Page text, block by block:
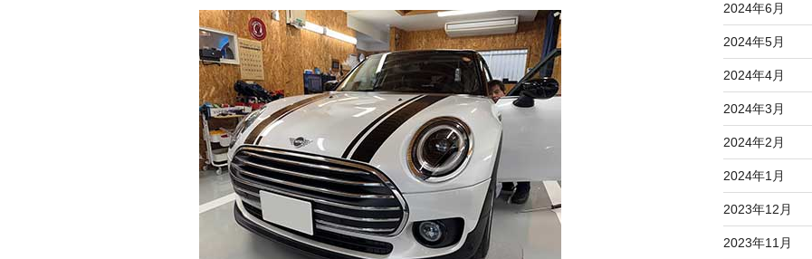
2024年6月
2024年5月
2024年4月
2024年3月
2024年2月
2024年1月
2023年12月
2023年11月